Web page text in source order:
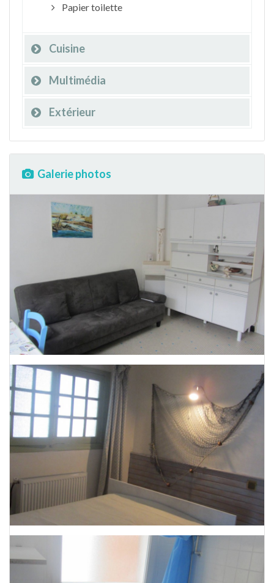
Papier toilette
Cuisine
Multimédia
Extérieur
Galerie photos